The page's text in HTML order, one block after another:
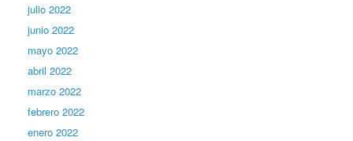
julio 2022
junio 2022
mayo 2022
abril 2022
marzo 2022
febrero 2022
enero 2022